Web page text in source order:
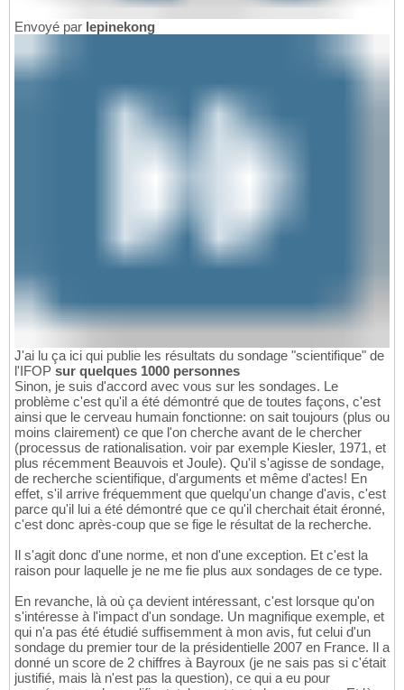
Envoyé par lepinekong
J'ai lu ça ici qui publie les résultats du sondage "scientifique" de
l'IFOP sur quelques 1000 personnes
Sinon, je suis d'accord avec vous sur les sondages. Le
problème c'est qu'il a été démontré que de toutes façons, c'est
ainsi que le cerveau humain fonctionne: on sait toujours (plus ou
moins clairement) ce que l'on cherche avant de le chercher
(processus de rationalisation. voir par exemple Kiesler, 1971, et
plus récemment Beauvois et Joule). Qu'il s'agisse de sondage,
de recherche scientifique, d'arguments et même d'actes! En
effet, s'il arrive fréquemment que quelqu'un change d'avis, c'est
parce qu'il lui a été démontré que ce qu'il cherchait était éronné,
c'est donc après-coup que se fige le résultat de la recherche.
Il s'agit donc d'une norme, et non d'une exception. Et c'est la
raison pour laquelle je ne me fie plus aux sondages de ce type.
En revanche, là où ça devient intéressant, c'est lorsque qu'on
s'intéresse à l'impact d'un sondage. Un magnifique exemple, et
qui n'a pas été étudié suffisemment à mon avis, fut celui d'un
sondage du premier tour de la présidentielle 2007 en France. Il a
donné un score de 2 chiffres à Bayroux (je ne sais pas si c'était
justifié, mais là n'est pas la question), ce qui a eu pour